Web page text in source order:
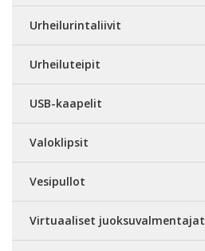
Urheilurintaliivit
Urheiluteipit
USB-kaapelit
Valoklipsit
Vesipullot
Virtuaaliset juoksuvalmentajat